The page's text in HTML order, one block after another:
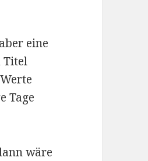
eine
Titel
Tage
wäre